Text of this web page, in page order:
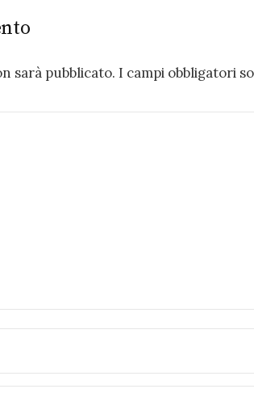
sarà pubblicato. I campi obbligatori